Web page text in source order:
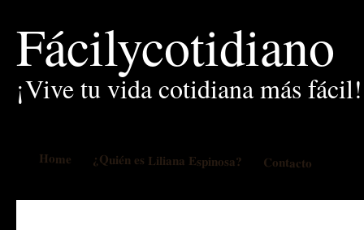
Fácilycotidiano
¡Vive tu vida cotidiana más fácil!
Home ¿Quién es Liliana Espinosa? Contacto